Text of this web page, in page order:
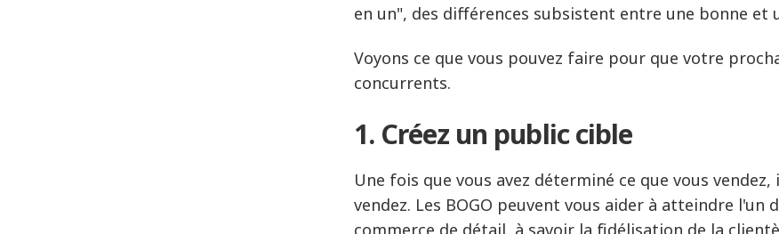
en un", des différences subsistent entre une bonne et
Voyons ce que vous pouvez faire pour que votre
concurrents.
1. Créez un public cible
Une fois que vous avez déterminé ce que vous
vendez. Les BOGO peuvent vous aider à atteindre
commerce de détail, à savoir la fidélisation de la